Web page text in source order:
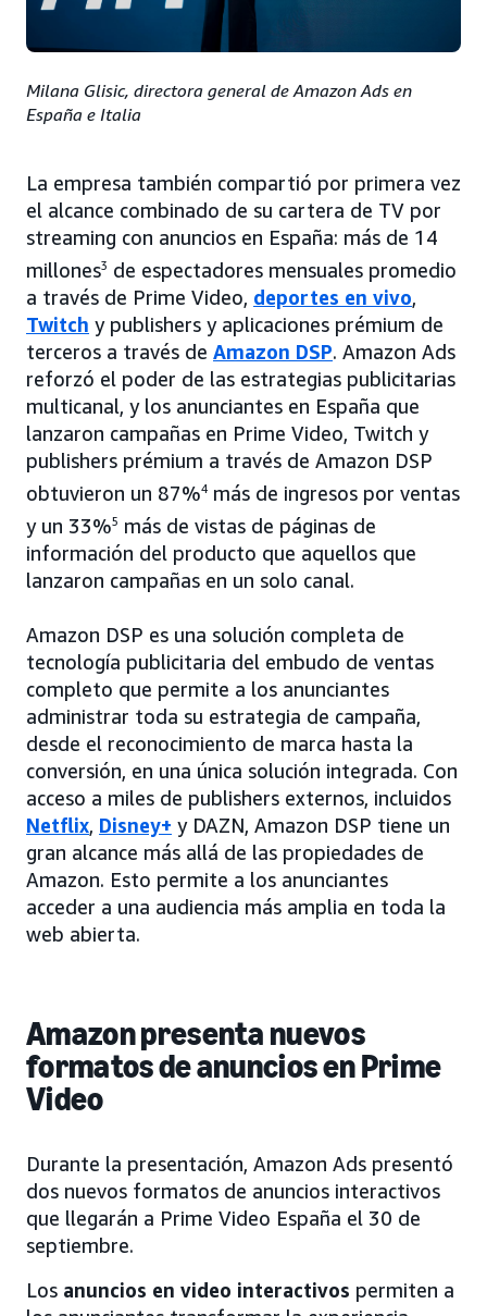
Milana Glisic, directora general de Amazon Ads en
España e Italia
La empresa también compartió por primera vez
el alcance combinado de su cartera de TV por
streaming con anuncios en España: más de 14
millones3 de espectadores mensuales promedio
a través de Prime Video, deportes en vivo,
Twitch y publishers y aplicaciones prémium de
terceros a través de Amazon DSP. Amazon Ads
reforzó el poder de las estrategias publicitarias
multicanal, y los anunciantes en España que
lanzaron campañas en Prime Video, Twitch y
publishers prémium a través de Amazon DSP
obtuvieron un 87%4 más de ingresos por ventas
y un 33%5 más de vistas de páginas de
información del producto que aquellos que
lanzaron campañas en un solo canal.
Amazon DSP es una solución completa de
tecnología publicitaria del embudo de ventas
completo que permite a los anunciantes
administrar toda su estrategia de campaña,
desde el reconocimiento de marca hasta la
conversión, en una única solución integrada. Con
acceso a miles de publishers externos, incluidos
Netflix, Disney+ y DAZN, Amazon DSP tiene un
gran alcance más allá de las propiedades de
Amazon. Esto permite a los anunciantes
acceder a una audiencia más amplia en toda la
web abierta.
Amazon presenta nuevos
formatos de anuncios en Prime
Video
Durante la presentación, Amazon Ads presentó
dos nuevos formatos de anuncios interactivos
que llegarán a Prime Video España el 30 de
septiembre.
Los anuncios en video interactivos permiten a